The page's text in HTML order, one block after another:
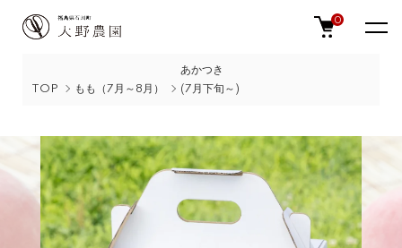
0
TOP もも（7月～8月）
あかつき
(7月下旬～)